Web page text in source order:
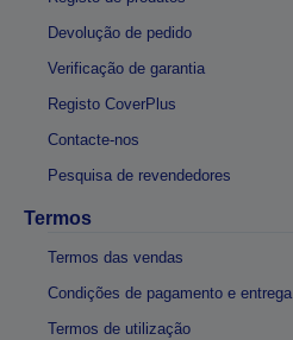
Devolução de pedido
Verificação de garantia
Registo CoverPlus
Contacte-nos
Pesquisa de revendedores
Termos
Termos das vendas
Condições de pagamento e entrega
Termos de utilização